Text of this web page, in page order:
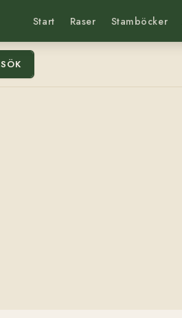
Start Raser Stamböcker
SÖK